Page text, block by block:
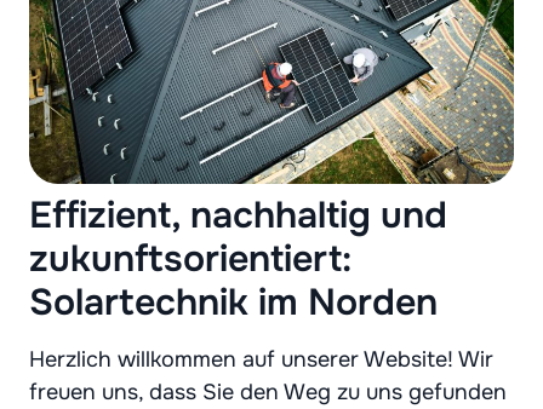
Effizient, nachhaltig und
zukunftsorientiert:
Solartechnik im Norden
Herzlich willkommen auf unserer Website! Wir
freuen uns, dass Sie den Weg zu uns gefunden